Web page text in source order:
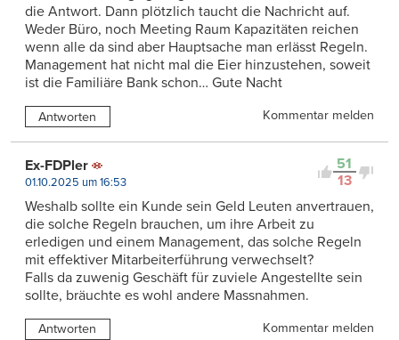
die Antwort. Dann plötzlich taucht die Nachricht auf.
Weder Büro, noch Meeting Raum Kapazitäten reichen
wenn alle da sind aber Hauptsache man erlässt Regeln.
Management hat nicht mal die Eier hinzustehen, soweit
ist die Familiäre Bank schon… Gute Nacht
Antworten Kommentar melden
51
13
Ex-FDPler
01.10.2025 um 16:53
Weshalb sollte ein Kunde sein Geld Leuten anvertrauen,
die solche Regeln brauchen, um ihre Arbeit zu
erledigen und einem Management, das solche Regeln
mit effektiver Mitarbeiterführung verwechselt?
Falls da zuwenig Geschäft für zuviele Angestellte sein
sollte, bräuchte es wohl andere Massnahmen.
Antworten
Kommentar melden